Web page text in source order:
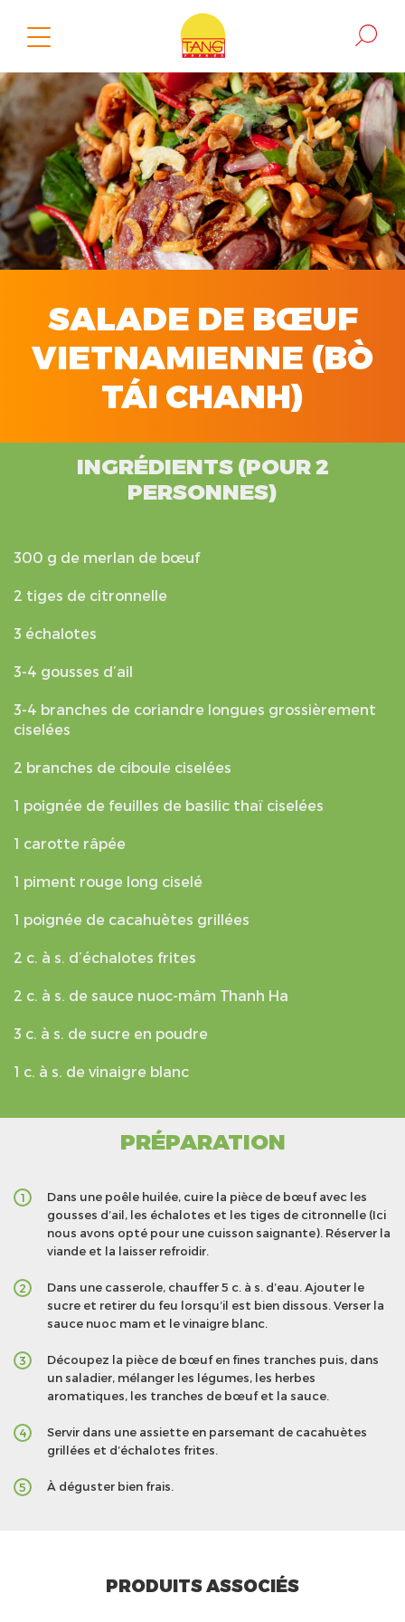
SALADE DE BŒUF
VIETNAMIENNE (BÒ
TÁI CHANH)
INGRÉDIENTS (POUR 2
PERSONNES)
300 g de merlan de bœuf
2 tiges de citronnelle
3 échalotes
3-4 gousses d’ail
3-4 branches de coriandre longues grossièrement
ciselées
2 branches de ciboule ciselées
1 poignée de feuilles de basilic thaï ciselées
1 carotte râpée
1 piment rouge long ciselé
1 poignée de cacahuètes grillées
2 c. à s. d’échalotes frites
2 c. à s. de sauce nuoc-mâm Thanh Ha
3 c. à s. de sucre en poudre
1 c. à s. de vinaigre blanc
PRÉPARATION
1
Dans une poêle huilée, cuire la pièce de bœuf avec les
gousses d’ail, les échalotes et les tiges de citronnelle (Ici
nous avons opté pour une cuisson saignante). Réserver la
viande et la laisser refroidir.
2
Dans une casserole, chauffer 5 c. à s. d’eau. Ajouter le
sucre et retirer du feu lorsqu’il est bien dissous. Verser la
sauce nuoc mam et le vinaigre blanc.
3
Découpez la pièce de bœuf en fines tranches puis, dans
un saladier, mélanger les légumes, les herbes
aromatiques, les tranches de bœuf et la sauce.
4
Servir dans une assiette en parsemant de cacahuètes
grillées et d’échalotes frites.
5 À déguster bien frais.
PRODUITS ASSOCIÉS